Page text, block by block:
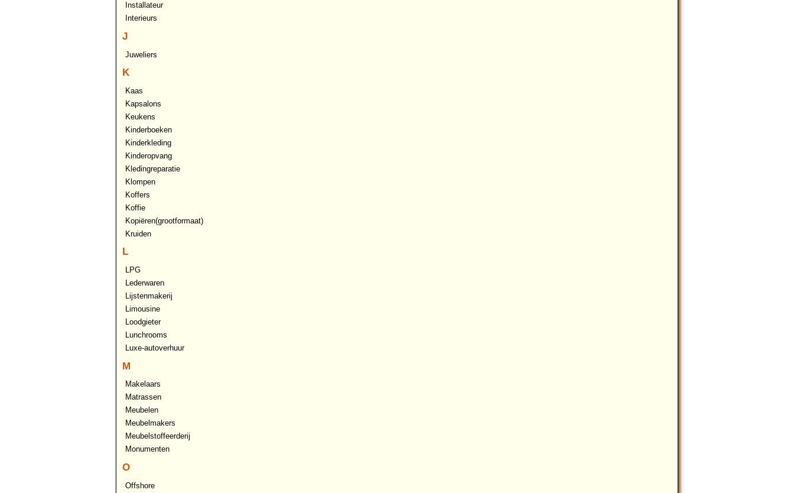
Installateur
Interieurs
J
Juweliers
K
Kaas
Kapsalons
Keukens
Kinderboeken
Kinderkleding
Kinderopvang
Kledingreparatie
Klompen
Koffers
Koffie
Kopiëren(grootformaat)
Kruiden
L
LPG
Lederwaren
Lijstenmakerij
Limousine
Loodgieter
Lunchrooms
Luxe-autoverhuur
M
Makelaars
Matrassen
Meubelen
Meubelmakers
Meubelstoffeerderij
Monumenten
O
Offshore